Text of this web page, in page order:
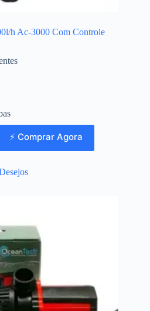
h Ac-3000 Com Controle
⚡ Comprar Agora